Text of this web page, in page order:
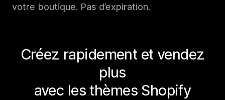
votre boutique. Pas d’expiration.
Créez rapidement et vendez
plus
avec les thèmes Shopify